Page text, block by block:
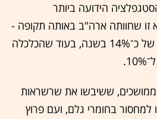
הידועה ביותר
זו שחוותה ארה"ב באותה תקופה -
האינפלציה הגיעה לשיא של כ־14% בשנה, בעוד שהכלכלה
ששיבשו את שרשראות
למחסור בחומרי גלם, ועם פרוץ